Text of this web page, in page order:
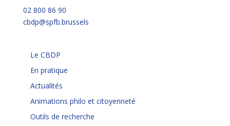
02 800 86 90
cbdp@spfb.brussels
Le CBDP
En pratique
Actualités
Animations philo et citoyenneté
Outils de recherche